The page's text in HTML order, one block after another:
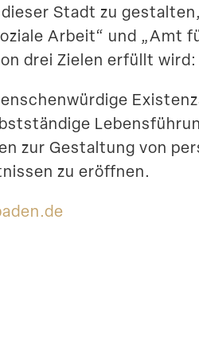
Stadt zu
Arbeit“ und „Amt
drei Zielen erfüllt wird:
zur Gestaltung von
zu eröffnen.